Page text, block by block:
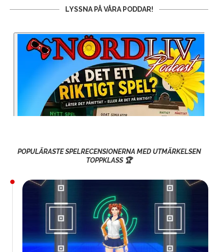
LYSSNA PÅ VÅRA PODDAR!
POPULÄRASTE SPELRECENSIONERNA MED UTMÄRKELSEN
TOPPKLASS 🏆